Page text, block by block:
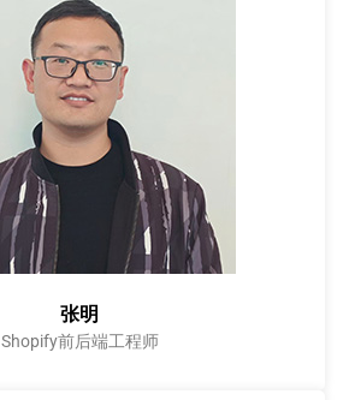
张明
Shopify前后端工程师